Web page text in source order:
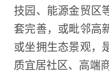
技园、能源金贸区
套完善，或毗邻高
或坐拥生态景观，
质宜居社区、高端